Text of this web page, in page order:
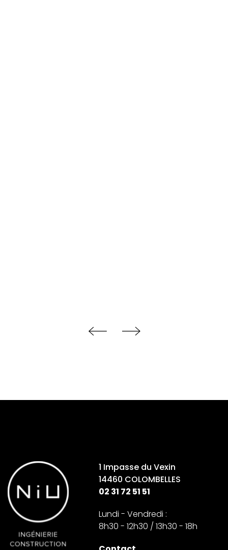
1 Impasse du Vexin
14460 COLOMBELLES
02 31 72 51 51
Lundi - Vendredi :
8h30 - 12h30 / 13h30 - 18h